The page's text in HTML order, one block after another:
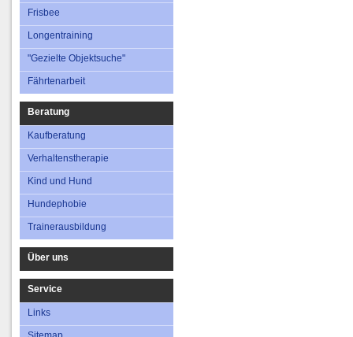
Frisbee
Longentraining
"Gezielte Objektsuche"
Fährtenarbeit
Beratung
Kaufberatung
Verhaltenstherapie
Kind und Hund
Hundephobie
Trainerausbildung
Über uns
Service
Links